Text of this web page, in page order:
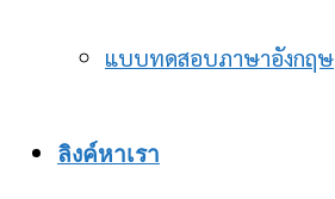
แบบทดสอบภาษาอังกฤษ
ลิงค์หาเรา